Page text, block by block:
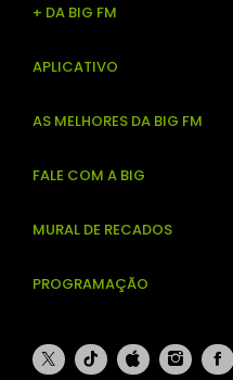
+ DA BIG FM
APLICATIVO
AS MELHORES DA BIG FM
FALE COM A BIG
MURAL DE RECADOS
PROGRAMAÇÃO